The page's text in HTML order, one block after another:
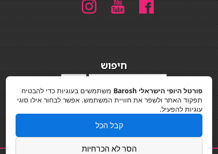
חיפוש
מדיניות פרטיות
פורטל היופי הישראלי Barosh
משתמשים בעוגיות כדי להבטיח
תפקוד האתר ולשפר את חוויית המשתמש. אפשר לבחור אילו סוגי
עוגיות להפעיל.
קבל הכל
הסר לא הכרחיות